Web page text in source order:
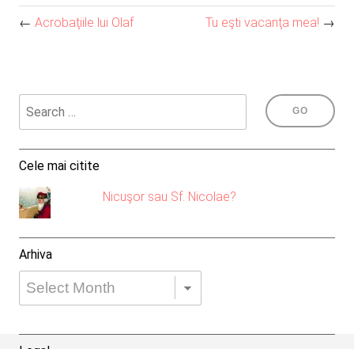
← Acrobaţiile lui Olaf Tu eşti vacanţa mea! →
Cele mai citite
Nicuşor sau Sf. Nicolae?
Arhiva
Arhiva